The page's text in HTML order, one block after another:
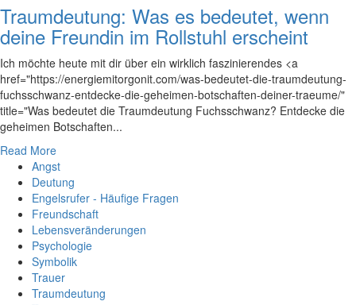
Traumdeutung: Was es bedeutet, wenn
deine Freundin im Rollstuhl erscheint
Ich ⁣möchte heute mit dir über ein wirklich faszinierendes <a
href="https://energiemitorgonit.com/was-bedeutet-die-traumdeutung-
fuchsschwanz-entdecke-die-geheimen-botschaften-deiner-traeume/"
title="Was bedeutet die Traumdeutung Fuchsschwanz? Entdecke die
geheimen Botschaften...
Read More
Angst
Deutung
Engelsrufer - Häufige Fragen
Freundschaft
Lebensveränderungen
Psychologie
Symbolik
Trauer
Traumdeutung